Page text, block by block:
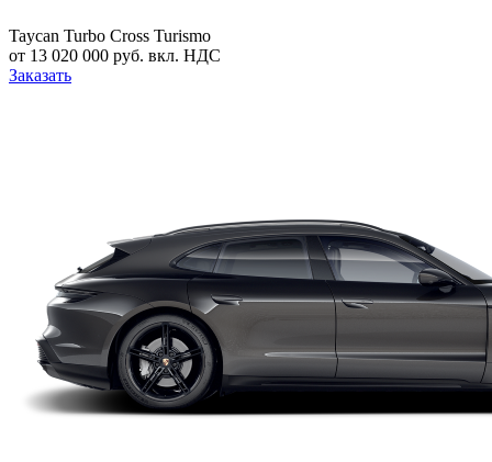
Taycan Turbo Cross Turismo
от 13 020 000 руб. вкл. НДС
Заказать